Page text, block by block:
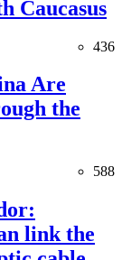
Caucasus
436
Are
the
588
link the